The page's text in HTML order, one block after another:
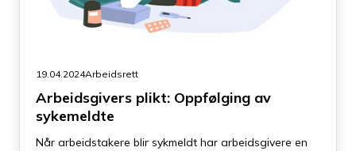
19.04.2024Arbeidsrett
Arbeidsgivers plikt: Oppfølging av
sykemeldte
Når arbeidstakere blir sykmeldt har arbeidsgivere en